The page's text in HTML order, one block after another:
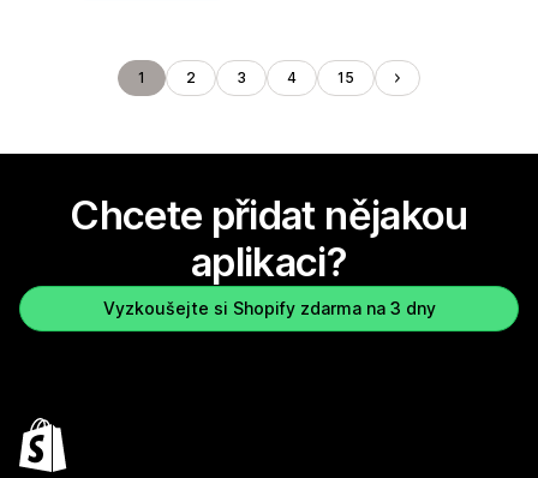
1 2 3 4 15
Chcete přidat nějakou
aplikaci?
Vyzkoušejte si Shopify zdarma na 3 dny